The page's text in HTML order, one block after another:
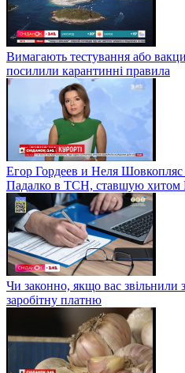
Вимагають тестування або
посилили карантинні правила
Егор Гордеев и Неля
Падалко в ТСН, ставшую хитом
Чи законно, якщо вас звільнили
заробітну платню